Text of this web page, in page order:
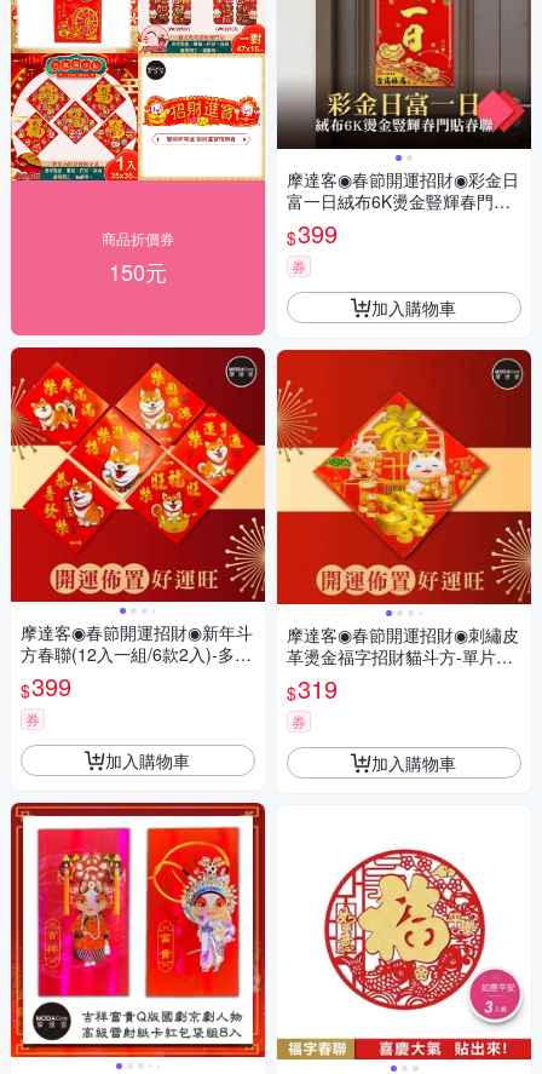
商品折價券
150元
摩達客◉春節開運招財◉新年斗
方春聯(12入一組/6款2入)-多款
可選
$399
券
加入購物車
摩達客◉春節開運招財◉彩金日
富一日絨布6K燙金豎輝春門貼
春聯(單片入)
$399
券
加入購物車
摩達客◉春節開運招財◉刺繡皮
革燙金福字招財貓斗方-單片春
聯
$319
券
加入購物車